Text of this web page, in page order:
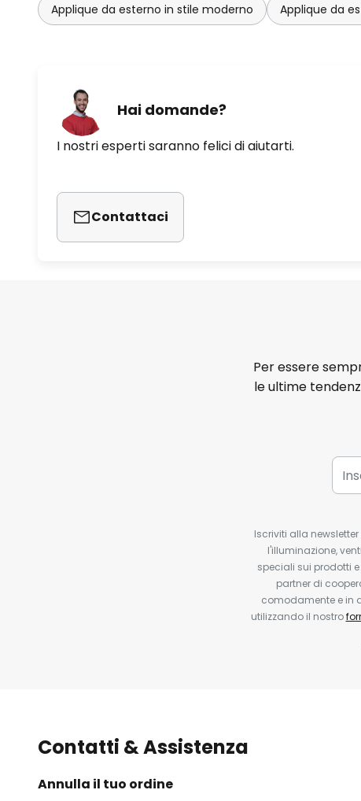
Applique da esterno in stile moderno Applique da
Hai domande?
I nostri esperti saranno felici di aiutarti.
Contattaci
Per essere
le ultime
Iscriviti alla
l'illuminazione,
speciali sui prodotti
partner di
comodamente e in
utilizzando il nostro
Contatti & Assistenza
Annulla il tuo ordine